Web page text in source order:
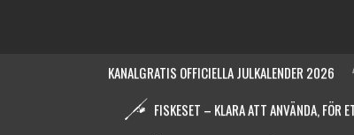
KANALGRATIS OFFICIELLA JULKALENDER 2026
FISKESET – KLARA ATT ANVÄNDA, FÖR